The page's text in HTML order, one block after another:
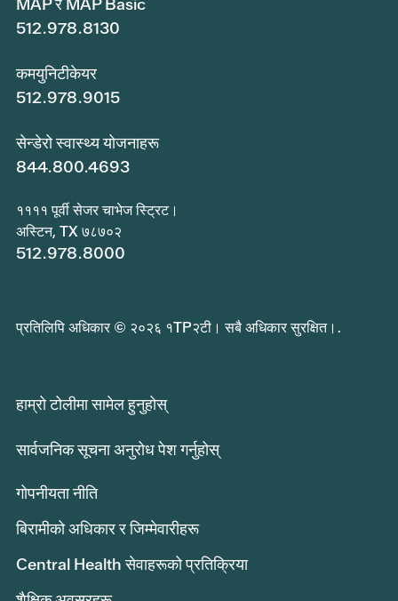
MAP र MAP Basic
512.978.8130
कमयुनिटीकेयर
512.978.9015
सेन्डेरो स्वास्थ्य योजनाहरू
844.800.4693
११११ पूर्वी सेजर चाभेज स्ट्रिट।
अस्टिन, TX ७८७०२
512.978.8000
प्रतिलिपि अधिकार © २०२६ १TP२टी। सबै अधिकार सुरक्षित।.
हाम्रो टोलीमा सामेल हुनुहोस्
सार्वजनिक सूचना अनुरोध पेश गर्नुहोस्
गोपनीयता नीति
बिरामीको अधिकार र जिम्मेवारीहरू
Central Health सेवाहरूको प्रतिक्रिया